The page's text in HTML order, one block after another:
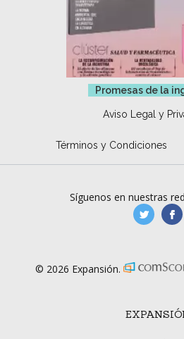
Promesas de la
Aviso Legal y
Términos y Condiciones
Síguenos en nuestras
© 2026 Expansión.